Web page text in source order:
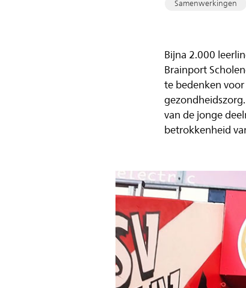
Samenwerkingen
Bijna 2.000
Brainport
te bedenken
van de jonge
betrokkenheid